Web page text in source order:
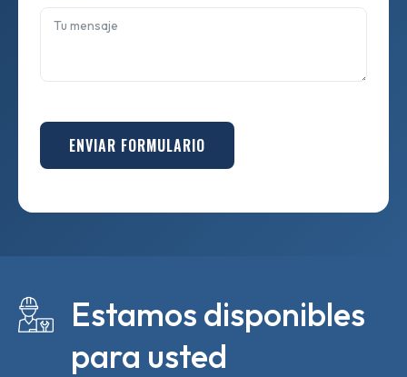
ENVIAR FORMULARIO
Estamos disponibles
para usted